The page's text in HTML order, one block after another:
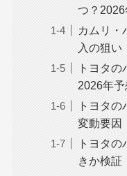
つ？
カムリ・
入の狙い
トヨタ
2026年予
トヨタ
変動要因
トヨタ
きか検証